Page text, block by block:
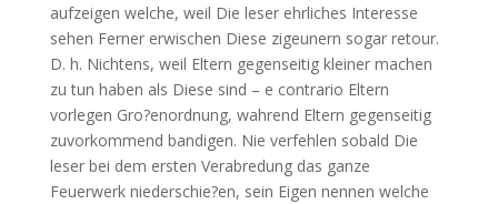
aufzeigen welche, weil Die leser ehrliches Interesse
sehen Ferner erwischen Diese zigeunern sogar retour.
D. h. Nichtens, weil Eltern gegenseitig kleiner machen
zu tun haben als Diese sind – e contrario Eltern
vorlegen Gro?enordnung, wahrend Eltern gegenseitig
zuvorkommend bandigen. Nie verfehlen sobald Die
leser bei dem ersten Verabredung das ganze
Feuerwerk niederschie?en, sein Eigen nennen welche